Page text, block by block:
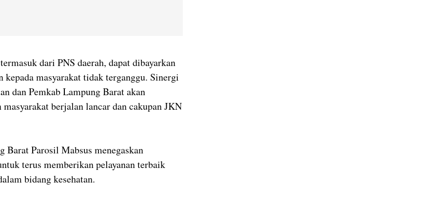
dari PNS daerah, dapat dibayarkan
kepada masyarakat tidak terganggu. Sinergi
dan Pemkab Lampung Barat akan
berjalan lancar dan cakupan JKN
Barat Parosil Mabsus menegaskan
terus memberikan pelayanan terbaik
bidang kesehatan.